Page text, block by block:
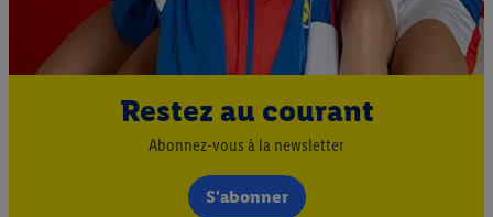
Restez au courant
Abonnez-vous à la newsletter
S'abonner